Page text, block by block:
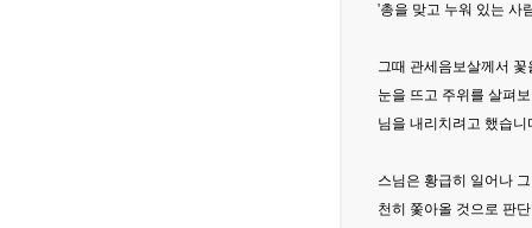
'총을 맞고 누워 있는 사
그때 관세음보살께서
눈을 뜨고 주위를 살펴
님을 내리치려고 했습니
스님은 황급히 일어나
천히 쫓아올 것으로 판